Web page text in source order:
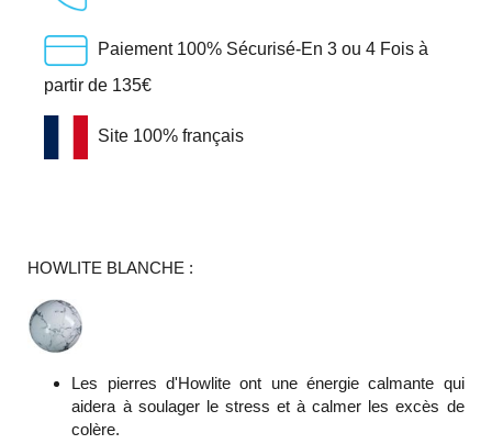
Paiement 100% Sécurisé-En 3 ou 4 Fois à
partir de 135€
Site 100% français
HOWLITE BLANCHE :
Les pierres d'Howlite ont une énergie calmante qui
aidera à soulager le stress et à calmer les excès de
colère.